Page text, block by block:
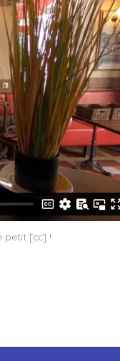
petit [cc] !